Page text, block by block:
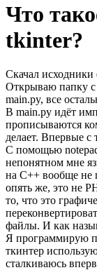
Что
tkinter?
Скачал
Открываю папку с
main.py, все
В main.py идёт
прописываются
делает. Впервые с
С помощью
непонятном мне
на C++ вообще не
опять же, это не
то, что это
файлы. И как
Я программирую
ткинтер
сталкиваюсь